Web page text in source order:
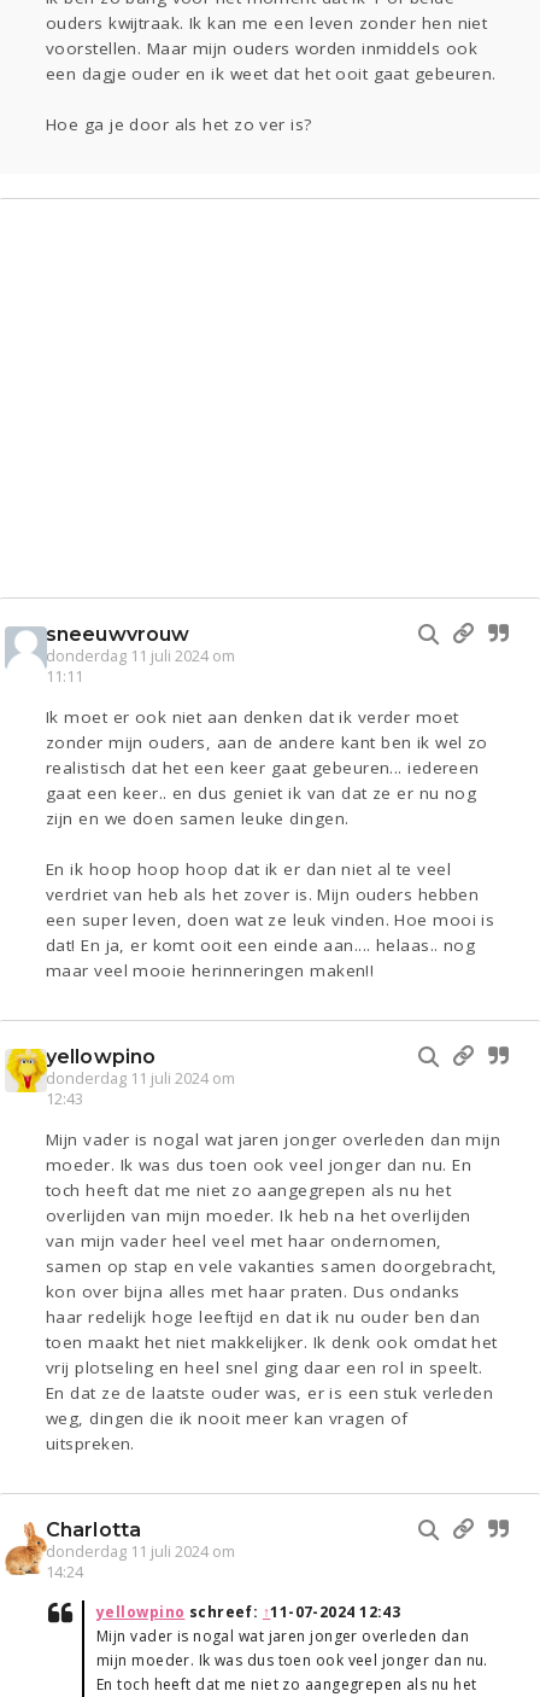
Gevraagd
Horen Doen
Zien
Lezen
ouders kwijtraak. Ik kan me een leven zonder hen niet
voorstellen. Maar mijn ouders worden inmiddels ook
een dagje ouder en ik weet dat het ooit gaat gebeuren.
Hoe ga je door als het zo ver is?
sneeuwvrouw
donderdag 11 juli 2024 om
11:11
Ik moet er ook niet aan denken dat ik verder moet
zonder mijn ouders, aan de andere kant ben ik wel zo
realistisch dat het een keer gaat gebeuren... iedereen
gaat een keer.. en dus geniet ik van dat ze er nu nog
zijn en we doen samen leuke dingen.
En ik hoop hoop hoop dat ik er dan niet al te veel
verdriet van heb als het zover is. Mijn ouders hebben
een super leven, doen wat ze leuk vinden. Hoe mooi is
dat! En ja, er komt ooit een einde aan.... helaas.. nog
maar veel mooie herinneringen maken!!
yellowpino
donderdag 11 juli 2024 om
12:43
Mijn vader is nogal wat jaren jonger overleden dan mijn
moeder. Ik was dus toen ook veel jonger dan nu. En
toch heeft dat me niet zo aangegrepen als nu het
overlijden van mijn moeder. Ik heb na het overlijden
van mijn vader heel veel met haar ondernomen,
samen op stap en vele vakanties samen doorgebracht,
kon over bijna alles met haar praten. Dus ondanks
haar redelijk hoge leeftijd en dat ik nu ouder ben dan
toen maakt het niet makkelijker. Ik denk ook omdat het
vrij plotseling en heel snel ging daar een rol in speelt.
En dat ze de laatste ouder was, er is een stuk verleden
weg, dingen die ik nooit meer kan vragen of
uitspreken.
Charlotta
donderdag 11 juli 2024 om
14:24
yellowpino schreef: ↑11-07-2024 12:43
Mijn vader is nogal wat jaren jonger overleden dan
mijn moeder. Ik was dus toen ook veel jonger dan nu.
En toch heeft dat me niet zo aangegrepen als nu het